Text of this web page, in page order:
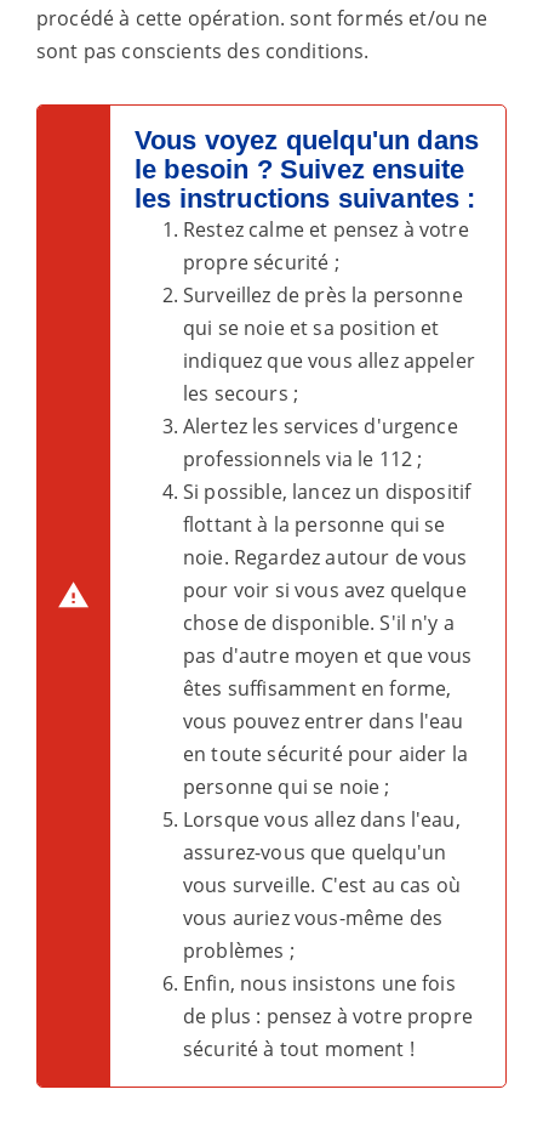
procédé à cette opération.sont formés et/ou ne
sont pas conscients des conditions.
Vous voyez quelqu'un dans
le besoin ? Suivez ensuite
les instructions suivantes :
Restez calme et pensez à votre
propre sécurité ;
Surveillez de près la personne
qui se noie et sa position et
indiquez que vous allez appeler
les secours ;
Alertez les services d'urgence
professionnels via le 112 ;
Si possible, lancez un dispositif
flottant à la personne qui se
noie. Regardez autour de vous
pour voir si vous avez quelque
chose de disponible. S'il n'y a
pas d'autre moyen et que vous
êtes suffisamment en forme,
vous pouvez entrer dans l'eau
en toute sécurité pour aider la
personne qui se noie ;
Lorsque vous allez dans l'eau,
assurez-vous que quelqu'un
vous surveille. C'est au cas où
vous auriez vous-même des
problèmes ;
Enfin, nous insistons une fois
de plus : pensez à votre propre
sécurité à tout moment !